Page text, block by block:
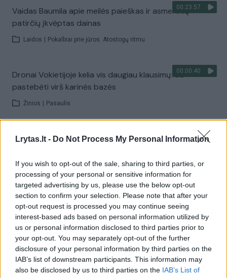
Lrytas.lt - Do Not Process My Personal Information
If you wish to opt-out of the sale, sharing to third parties, or
processing of your personal or sensitive information for
targeted advertising by us, please use the below opt-out
section to confirm your selection. Please note that after your
opt-out request is processed you may continue seeing
interest-based ads based on personal information utilized by
us or personal information disclosed to third parties prior to
your opt-out. You may separately opt-out of the further
disclosure of your personal information by third parties on the
IAB’s list of downstream participants. This information may
also be disclosed by us to third parties on the IAB’s List of
00:23:57
Vaidas Baumila apie meilės paieškas ir asmeninių
patirčių įkvėptas dainas
Laidos Pokalbiai prie jūros. Atostogų ritmu
00:00:40
Dronai Vokietijoje kelia vis daugiau klausimų: du
pastebėti virš karinės bazės
Žinios Pasaulis
Visi įrašai
Žiūrimiausi įrašai
00:00:30
Vaizdai iš tragiškos avarijos Vilniaus r.: dviejų moterų ir
vaiko gyvybių išgelbėti nepavyko
Žinios | Lietuvos diena